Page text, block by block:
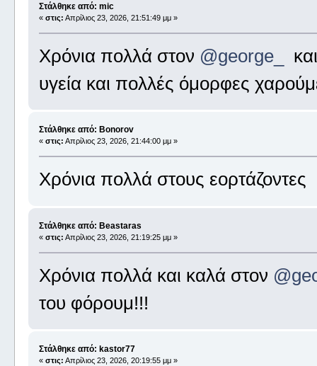
Στάλθηκε από: mic
« στις: Απρίλιος 23, 2026, 21:51:49 μμ »
Χρόνια πολλά στον @george_
υγεία και πολλές όμορφες
Στάλθηκε από: Bonorov
« στις: Απρίλιος 23, 2026, 21:44:00 μμ »
Χρόνια πολλά στους εορτάζοντες
Στάλθηκε από: Beastaras
« στις: Απρίλιος 23, 2026, 21:19:25 μμ »
Χρόνια πολλά και καλά στον
του φόρουμ!!!
Στάλθηκε από: kastor77
« στις: Απρίλιος 23, 2026, 20:19:55 μμ »